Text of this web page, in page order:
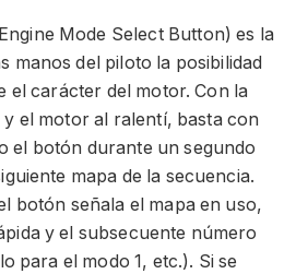
Mode Select Button) es la
manos del piloto la posibilidad
el carácter del motor. Con la
el motor al ralentí, basta con
el botón durante un segundo
mapa de la secuencia.
botón señala el mapa en uso,
y el subsecuente número
para el modo 1, etc.). Si se